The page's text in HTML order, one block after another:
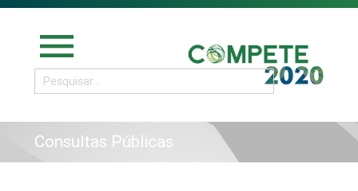
menu
Consultas Públicas